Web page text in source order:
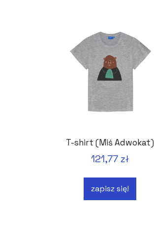
T-shirt (Miś Adwokat)
121,77 zł
zapisz się!